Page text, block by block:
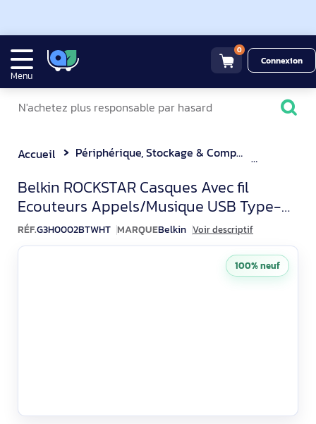
Menu
0
Connexion
Accueil Périphérique, Stockage & Composant
Belkin ROCKSTAR
Belkin ROCKSTAR Casques Avec fil
Ecouteurs Appels/Musique USB Type-C
Blanc
RÉF.G3H0002BTWHT MARQUEBelkin Voir descriptif
100% neuf